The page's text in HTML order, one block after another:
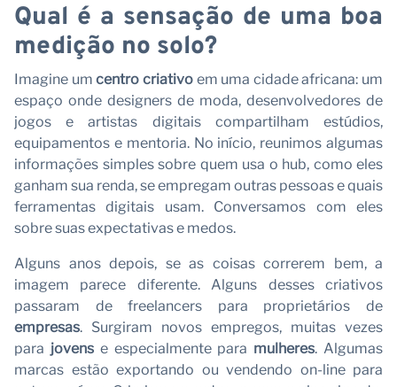
Qual é a sensação de uma boa
medição no solo?
Imagine umcentro criativoem uma cidade africana: um
espaço onde designers de moda, desenvolvedores de
jogos e artistas digitais compartilham estúdios,
equipamentos e mentoria. No início, reunimos algumas
informações simples sobre quem usa o hub, como eles
ganham sua renda, se empregam outras pessoas e quais
ferramentas digitais usam. Conversamos com eles
sobre suas expectativas e medos.
Alguns anos depois, se as coisas correrem bem, a
imagem parece diferente. Alguns desses criativos
passaram de freelancers para proprietários de
empresas. Surgiram novos empregos, muitas vezes
para jovense especialmente para mulheres. Algumas
marcas estão exportando ou vendendo on-line para